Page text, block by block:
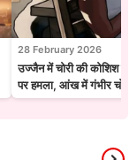
28 February 2026
उज्जैन में चोरी की कोशिश
पर हमला, आंख में गंभीर चोट